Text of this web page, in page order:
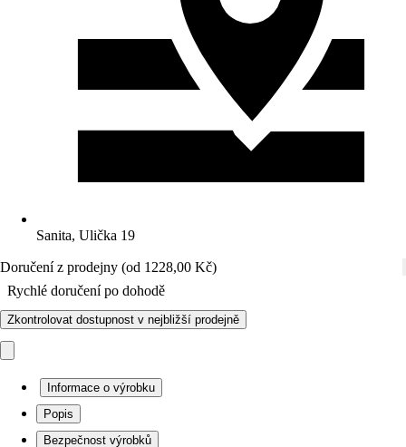
Sanita, Ulička 19
Doručení z prodejny (od 1228,00 Kč)
Rychlé doručení po dohodě
Zkontrolovat dostupnost v nejbližší prodejně
Informace o výrobku
Popis
Bezpečnost výrobků